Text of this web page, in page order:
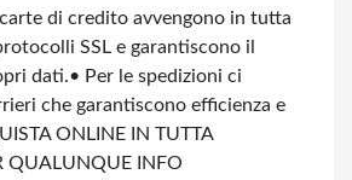
di credito avvengono in tutta
SSL e garantiscono il
dati.• Per le spedizioni ci
che garantiscono efficienza e
ONLINE IN TUTTA
QUALUNQUE INFO